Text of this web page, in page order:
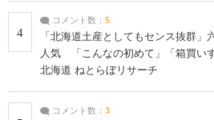
4
コメント数： 5
「北海道土産としてもセンス抜群」
人気 「こんなの初めて」「箱買い
北海道 ねとらぼリサーチ
コメント数： 3